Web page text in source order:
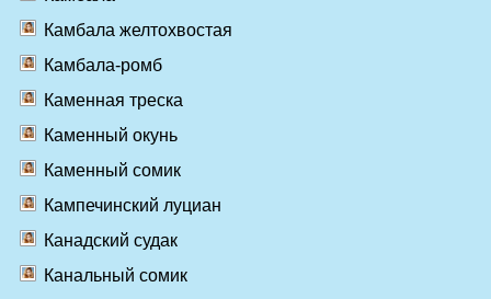
Камбала желтохвостая
Камбала-ромб
Каменная треска
Каменный окунь
Каменный сомик
Кампечинский луциан
Канадский судак
Канальный сомик